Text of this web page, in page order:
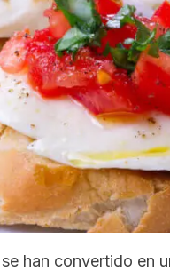
han convertido en